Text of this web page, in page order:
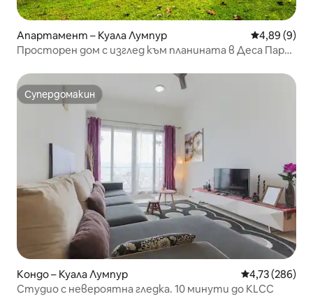
Апартамент – Куала Лумпур Средна
4,89 (9)
Просторен дом с изглед към планината в Деса Парк
Супердомакин
Супердомакин
Кондо – Куала Лумпур Средна
4,73 (286)
Студио с невероятна гледка. 10 минути до KLCC